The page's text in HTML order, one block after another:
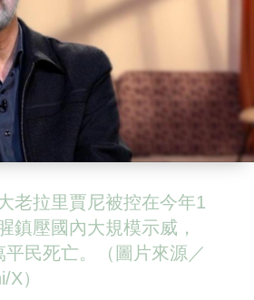
老拉里賈尼被控在今年1
鎮壓國內大規模示威，
平民死亡。（圖片來源／
）